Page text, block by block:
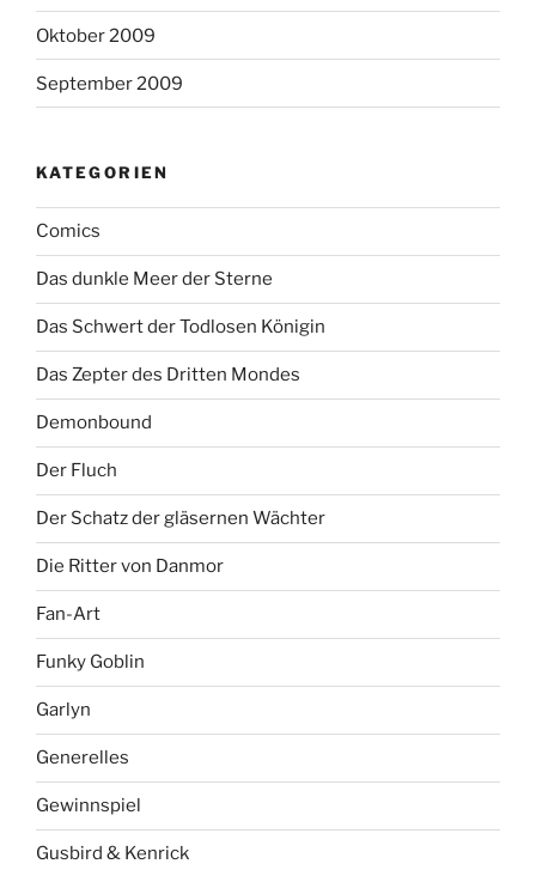
Oktober 2009
September 2009
KATEGORIEN
Comics
Das dunkle Meer der Sterne
Das Schwert der Todlosen Königin
Das Zepter des Dritten Mondes
Demonbound
Der Fluch
Der Schatz der gläsernen Wächter
Die Ritter von Danmor
Fan-Art
Funky Goblin
Garlyn
Generelles
Gewinnspiel
Gusbird & Kenrick